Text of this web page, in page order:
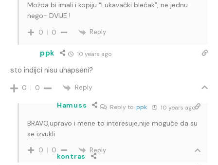
Možda bi imali i kopiju “Lukavački blećak”, ne jednu
nego- DVIJE !
0 0 Reply
ppk 10 years ago
sto indijci nisu uhapseni?
0 0 Reply
Hamuss Reply to ppk 10 years ago
BRAVO,upravo i mene to interesuje,nije moguće da su
se izvukli
0 0 Reply
kontras